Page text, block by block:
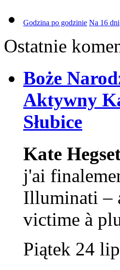
Godzina po godzinie Na 16 dni
Ostatnie
Boże
Aktywny
Słubice
Kate
j'ai
Illuminati –
victime à
Piątek 24